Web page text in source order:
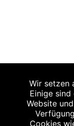
Abgabe in
Wir setzen
Einige
Website
Cookies